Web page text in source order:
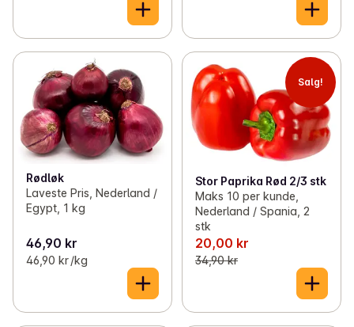
Rødløk
Laveste Pris, Nederland /
Egypt, 1 kg
46,90 kr
46,90 kr /kg
Salg!
Stor Paprika Rød 2/3 stk
Maks 10 per kunde,
Nederland / Spania, 2
stk
20,00 kr
34,90 kr